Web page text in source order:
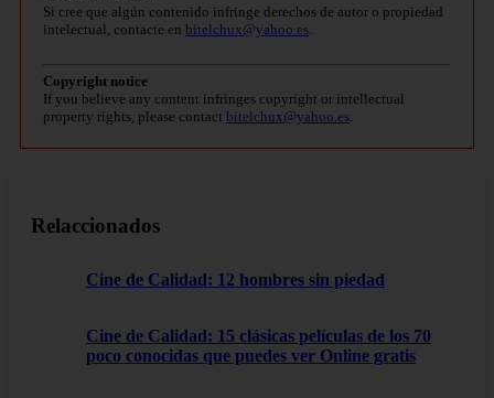
Si cree que algún contenido infringe derechos de autor o propiedad
intelectual, contacte en bitelchux@yahoo.es.
Copyright notice
If you believe any content infringes copyright or intellectual
property rights, please contact bitelchux@yahoo.es.
Relaccionados
Cine de Calidad: 12 hombres sin piedad
Cine de Calidad: 15 clásicas películas de los 70
poco conocidas que puedes ver Online gratis